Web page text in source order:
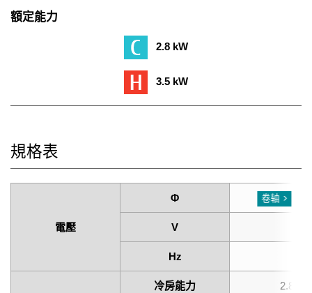
額定能力
2.8 kW
3.5 kW
規格表
電壓
Φ
V
Hz
冷房能力 2.8
卷轴